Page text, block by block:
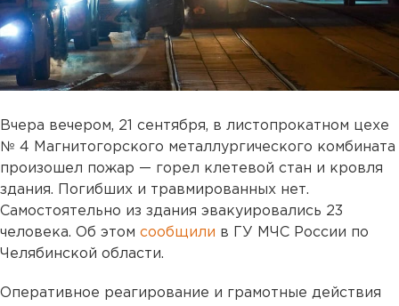
Вчера вечером, 21 сентября, в листопрокатном цехе
№ 4 Магнитогорского металлургического комбината
произошел пожар — горел клетевой стан и кровля
здания. Погибших и травмированных нет.
Самостоятельно из здания эвакуировались 23
человека. Об этом сообщили в ГУ МЧС России по
Челябинской области.
Оперативное реагирование и грамотные действия